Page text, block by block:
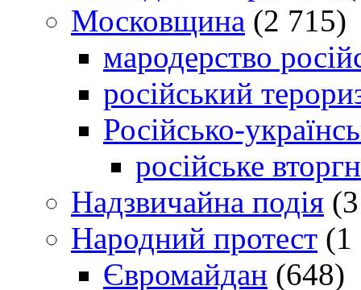
Московщина (2 715)
мародерство
російський
Російсько-
російське
Надзвичайна подія
Народний протест (1
Євромайдан (648)